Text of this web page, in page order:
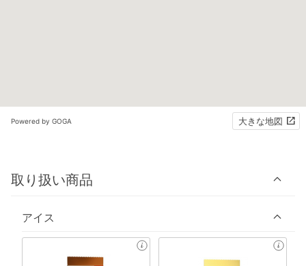
Powered by GOGA 大きな地図
取り扱い商品
アイス